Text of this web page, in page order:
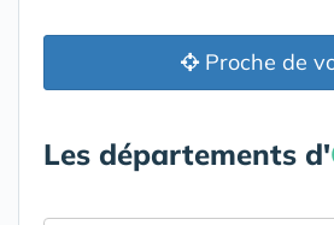
Proche de
Les départements d'